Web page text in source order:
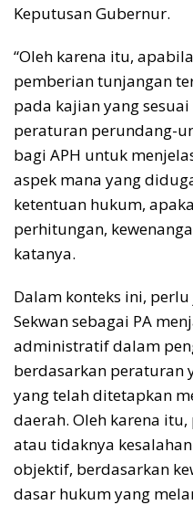
Keputusan Gubernur.
“Oleh karena itu,
pemberian tunjangan
pada kajian yang
peraturan perundang-
bagi APH untuk
aspek mana yang
ketentuan hukum,
perhitungan,
katanya.
Dalam konteks ini,
Sekwan sebagai PA
administratif dalam
berdasarkan peraturan
yang telah ditetapkan
daerah. Oleh karena
atau tidaknya
objektif, berdasarkan
dasar hukum yang